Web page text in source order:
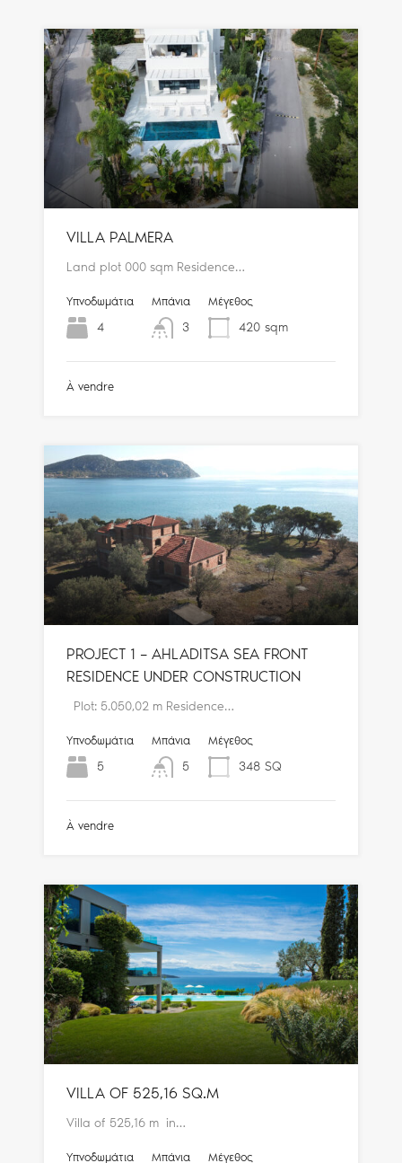
VILLA PALMERA
Land plot 000 sqm Residence…
Υπνοδωμάτια
4
Μπάνια
3
Μέγεθος
420 sqm
À vendre
PROJECT 1 – AHLADITSA SEA FRONT
RESIDENCE UNDER CONSTRUCTION
Plot: 5.050,02 m Residence…
Υπνοδωμάτια
5
Μπάνια
5
Μέγεθος
348 SQ
À vendre
VILLA OF 525,16 SQ.M
Villa of 525,16 m in…
Υπνοδωμάτια Μπάνια Μέγεθος